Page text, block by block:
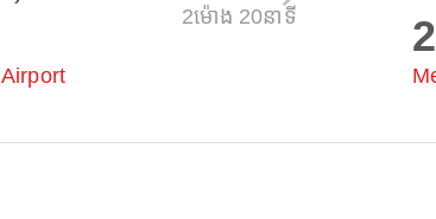
2ម៉ោង 20នាទី